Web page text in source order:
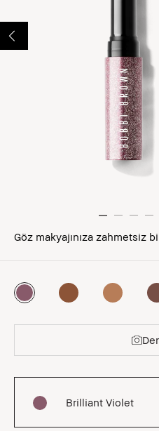
Göz makyajınıza zahmetsiz
Brilliant Violet